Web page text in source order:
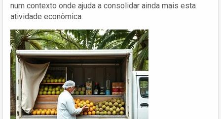
num contexto onde ajuda a consolidar ainda mais esta
atividade econômica.